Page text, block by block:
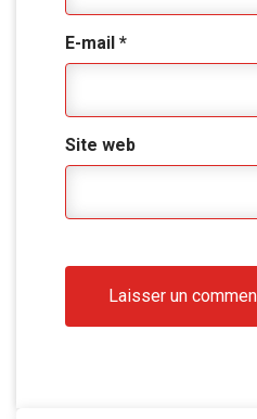
E-mail *
Site web